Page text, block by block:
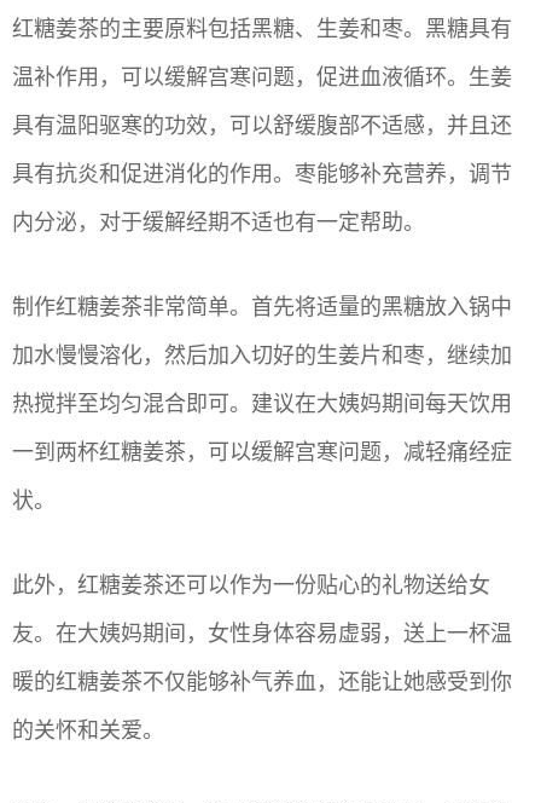
红糖姜茶的主要原料包括黑糖、生姜和枣。黑糖具有
温补作用，可以缓解宫寒问题，促进血液循环。生姜
具有温阳驱寒的功效，可以舒缓腹部不适感，并且还
具有抗炎和促进消化的作用。枣能够补充营养，调节
内分泌，对于缓解经期不适也有一定帮助。
制作红糖姜茶非常简单。首先将适量的黑糖放入锅中
加水慢慢溶化，然后加入切好的生姜片和枣，继续加
热搅拌至均匀混合即可。建议在大姨妈期间每天饮用
一到两杯红糖姜茶，可以缓解宫寒问题，减轻痛经症
状。
此外，红糖姜茶还可以作为一份贴心的礼物送给女
友。在大姨妈期间，女性身体容易虚弱，送上一杯温
暖的红糖姜茶不仅能够补气养血，还能让她感受到你
的关怀和关爱。